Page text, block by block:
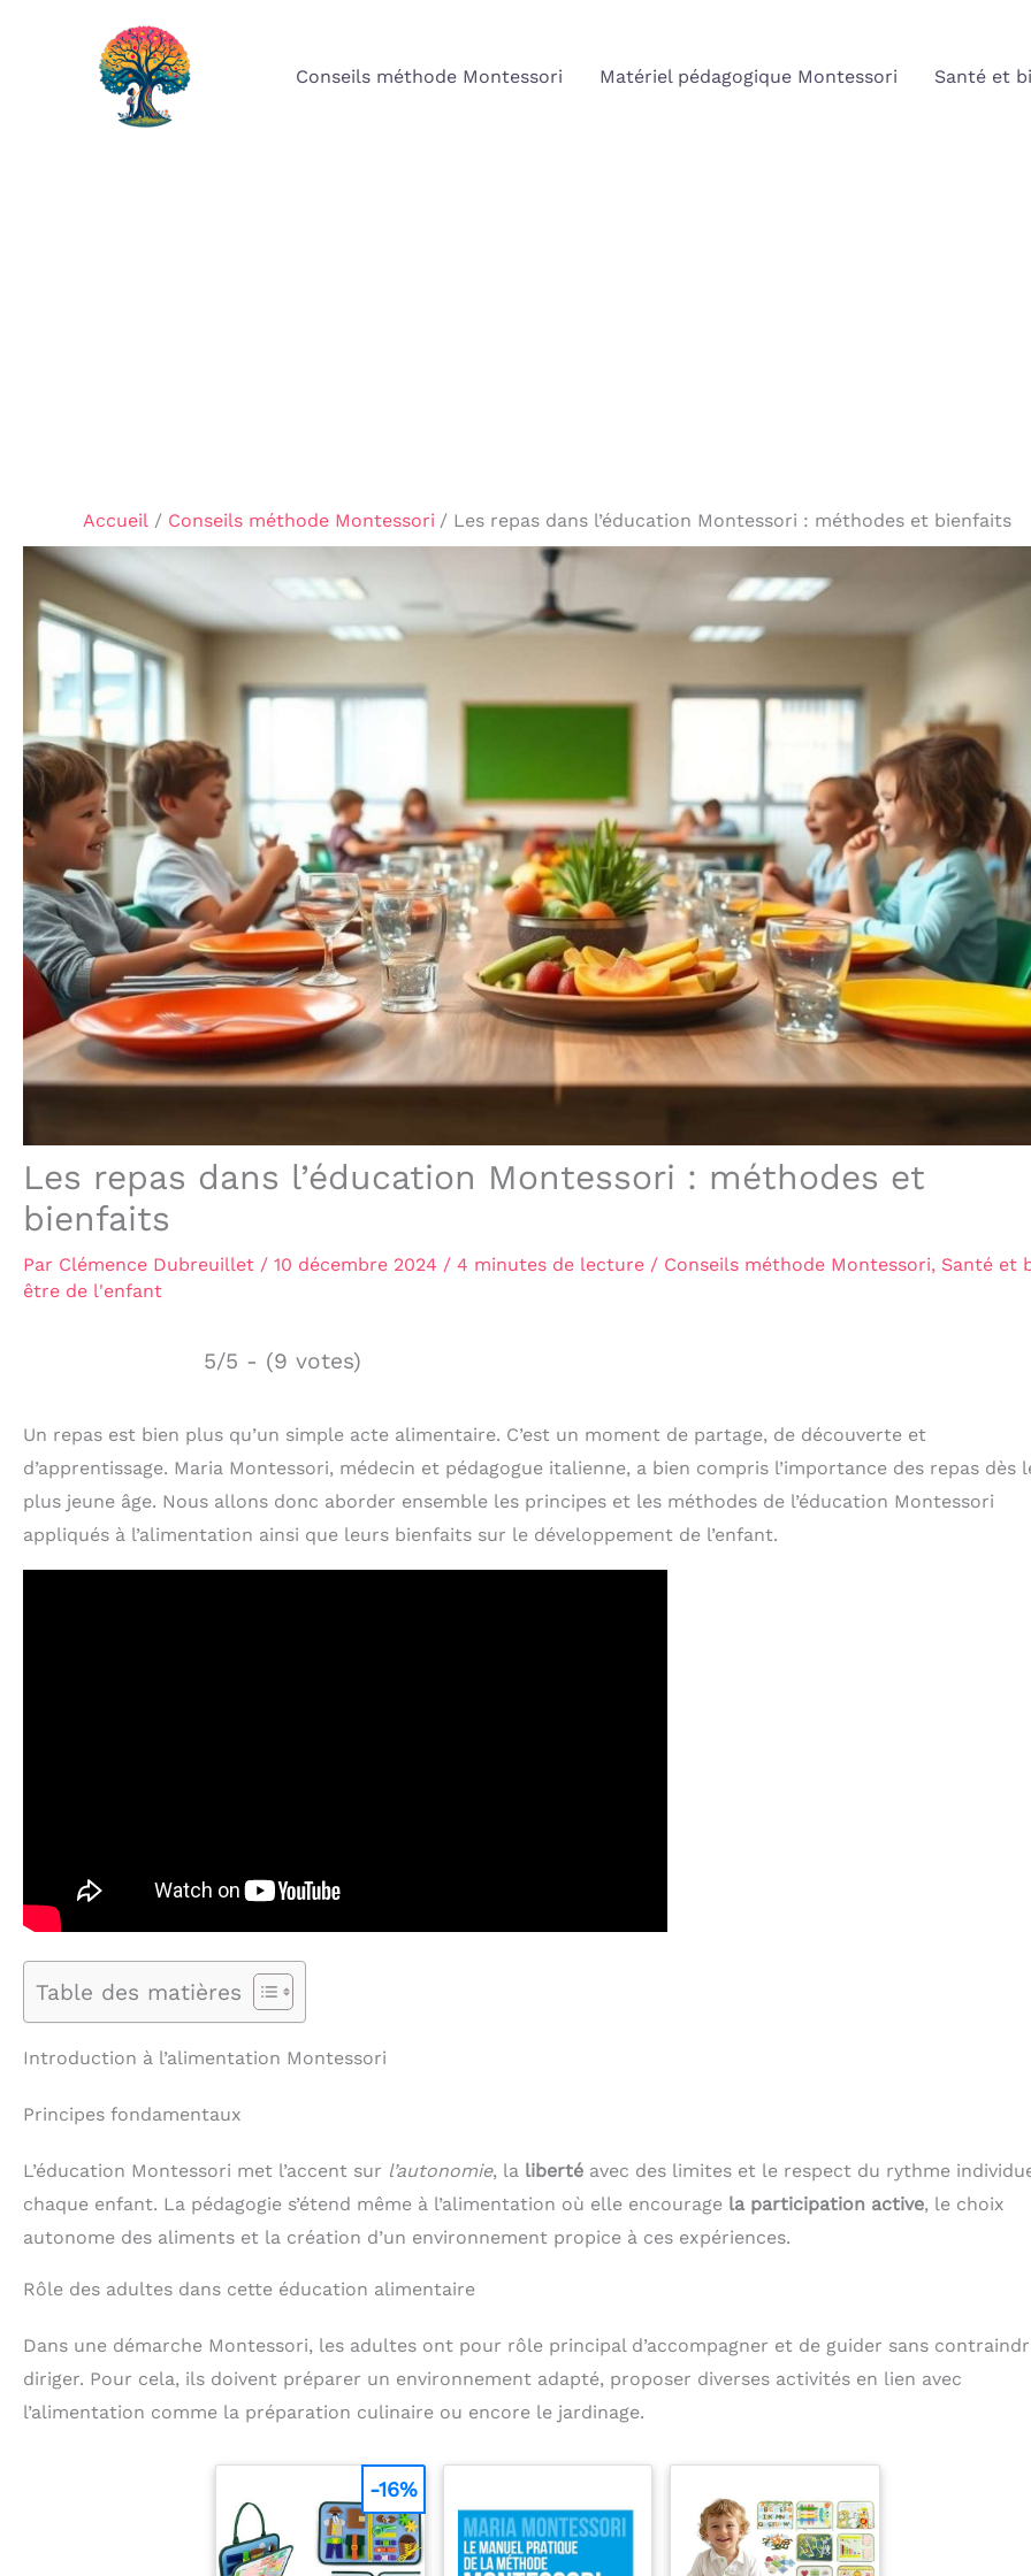
Conseils méthode Montessori Matériel pédagogique Montessori Santé et
Accueil Conseils méthode Montessori Les repas dans l’éducation Montessori : méthodes et bienfaits
Les repas dans l’éducation Montessori : méthodes et
bienfaits
Par Clémence Dubreuillet / 10 décembre 2024 / 4 minutes de lecture / Conseils méthode Montessori, Santé et
être de l'enfant
5/5 - (9 votes)
Un repas est bien plus qu’un simple acte alimentaire. C’est un moment de partage, de découverte et
d’apprentissage. Maria Montessori, médecin et pédagogue italienne, a bien compris l’importance des repas dès
plus jeune âge. Nous allons donc aborder ensemble les principes et les méthodes de l’éducation Montessori
appliqués à l’alimentation ainsi que leurs bienfaits sur le développement de l’enfant.
Table des matières
Introduction à l’alimentation Montessori
Principes fondamentaux
L’éducation Montessori met l’accent sur l’autonomie, la liberté avec des limites et le respect du rythme
chaque enfant. La pédagogie s’étend même à l’alimentation où elle encourage la participation active, le choix
autonome des aliments et la création d’un environnement propice à ces expériences.
Rôle des adultes dans cette éducation alimentaire
Dans une démarche Montessori, les adultes ont pour rôle principal d’accompagner et de guider sans
diriger. Pour cela, ils doivent préparer un environnement adapté, proposer diverses activités en lien avec
l’alimentation comme la préparation culinaire ou encore le jardinage.
-16%